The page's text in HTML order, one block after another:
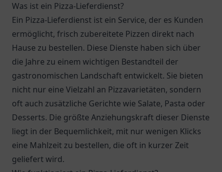
Was ist ein Pizza-Lieferdienst?
Ein Pizza-Lieferdienst ist ein Service, der es Kunden
ermöglicht, frisch zubereitete Pizzen direkt nach
Hause zu bestellen. Diese Dienste haben sich über
die Jahre zu einem wichtigen Bestandteil der
gastronomischen Landschaft entwickelt. Sie bieten
nicht nur eine Vielzahl an Pizzavarietäten, sondern
oft auch zusätzliche Gerichte wie Salate, Pasta oder
Desserts. Die größte Anziehungskraft dieser Dienste
liegt in der Bequemlichkeit, mit nur wenigen Klicks
eine Mahlzeit zu bestellen, die oft in kurzer Zeit
geliefert wird.